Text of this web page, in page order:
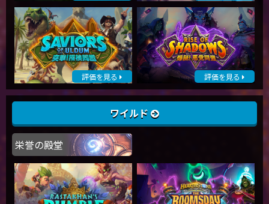
評価を見る 評価を見る
ワイルド
栄誉の殿堂